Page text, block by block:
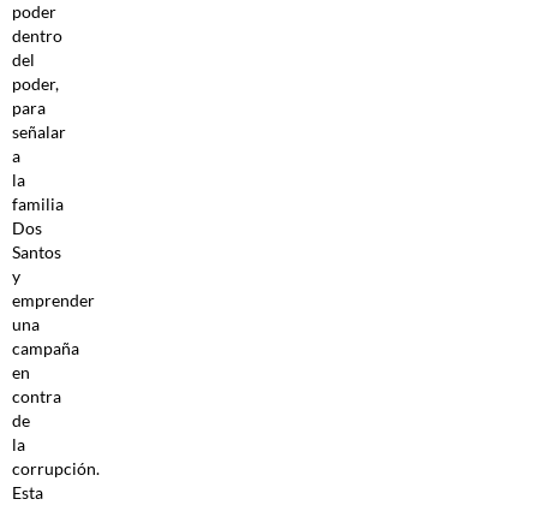
poder
dentro
del
poder,
para
señalar
a
la
familia
Dos
Santos
y
emprender
una
campaña
en
contra
de
la
corrupción.
Esta